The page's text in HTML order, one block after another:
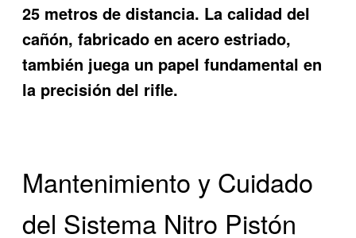
25 metros de distancia. La calidad del
cañón, fabricado en acero estriado,
también juega un papel fundamental en
la precisión del rifle.
Mantenimiento y Cuidado
del Sistema Nitro Pistón